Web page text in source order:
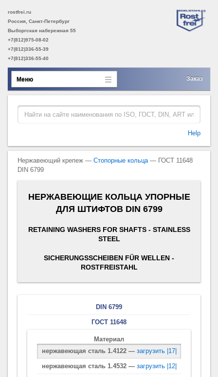
rostfrei.ru
Россия, Санкт-Петербург
Выборгская набережная 55
+7(812)975-08-02
+7(812)336-55-39
+7(812)336-55-40
Меню Заказ
Help
Нержавеющий крепеж —Стопорные кольца — ГОСТ 11648
DIN 6799
НЕРЖАВЕЮЩИЕ КОЛЬЦА УПОРНЫЕ
ДЛЯ ШТИФТОВ DIN 6799
RETAINING WASHERS FOR SHAFTS - STAINLESS
STEEL
SICHERUNGSSCHEIBEN FÜR WELLEN -
ROSTFREISTAHL
DIN 6799
ГОСТ 11648
Материал
нержавеющая сталь 1.4122 — загрузить |17|
нержавеющая сталь 1.4532 — загрузить |12|